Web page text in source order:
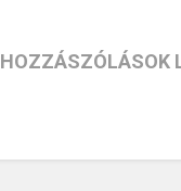
HOZZÁSZÓLÁSOK